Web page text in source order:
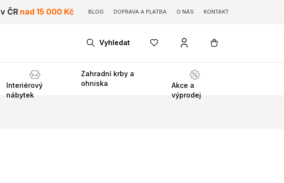
v ČR nad 15 000 Kč BLOG DOPRAVA A PLATBA O NÁS KONTAKT
Vyhledat
Interiérový
nábytek
Zahradní krby a
ohniska
Akce a
výprodej